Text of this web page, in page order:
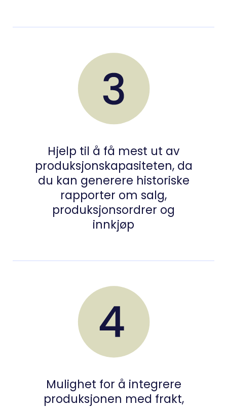
Hjelp til å få mest ut av
produksjonskapasiteten, da
du kan generere historiske
rapporter om salg,
produksjonsordrer og
innkjøp
Mulighet for å integrere
produksjonen med frakt,